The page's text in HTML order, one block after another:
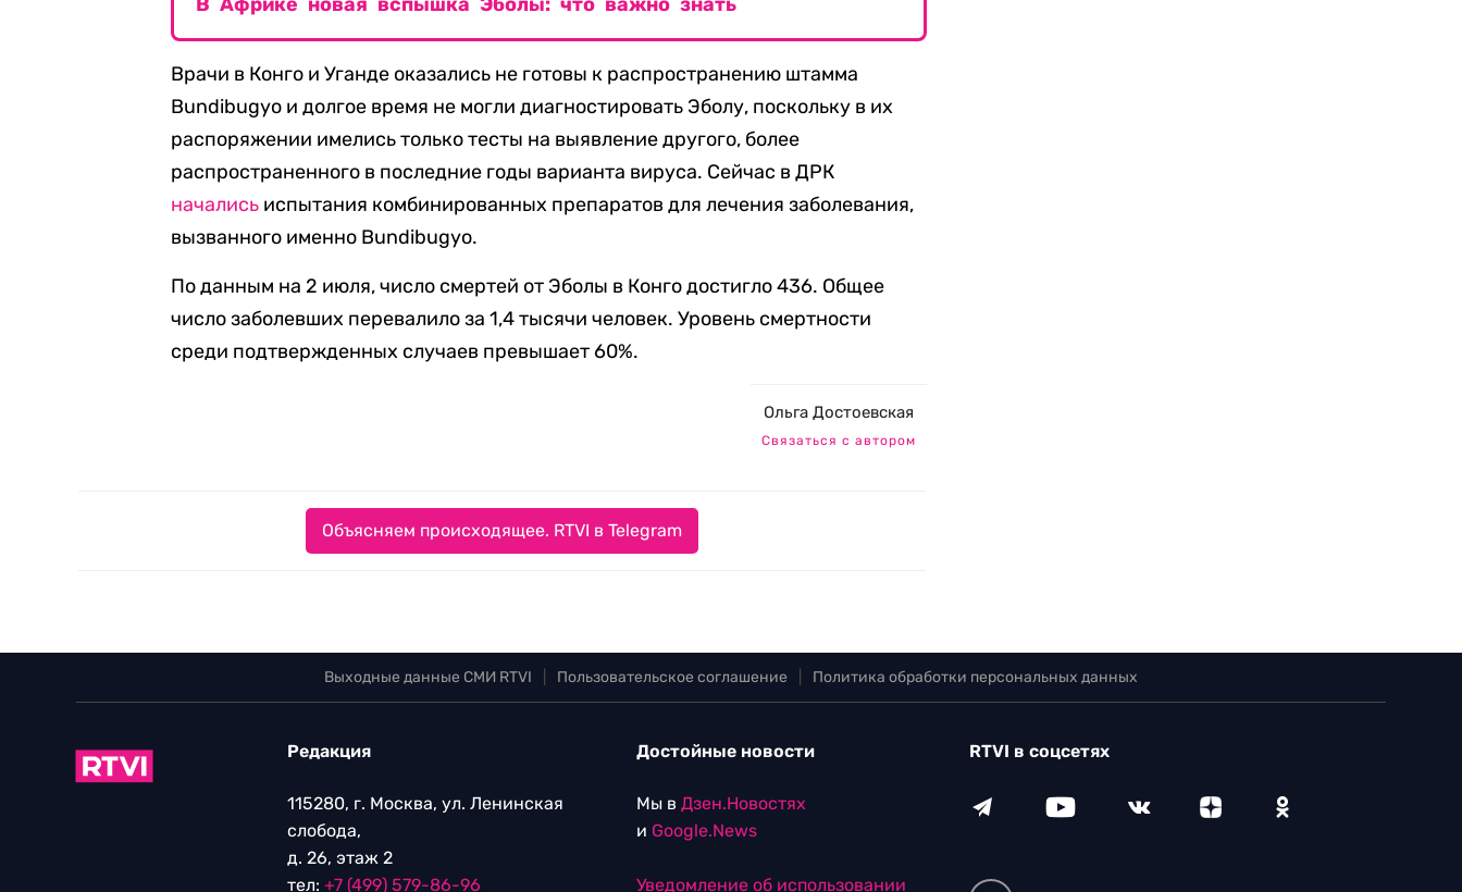
Врачи в Конго и Уганде оказались не готовы к распространению штамма
Bundibugyo и долгое время не могли диагностировать Эболу, поскольку в их
распоряжении имелись только тесты на выявление другого, более
распространенного в последние годы варианта вируса. Сейчас в ДРК
начались испытания комбинированных препаратов для лечения заболевания,
вызванного именно Bundibugyo.
По данным на 2 июля, число смертей от Эболы в Конго достигло 436. Общее
число заболевших перевалило за 1,4 тысячи человек. Уровень смертности
среди подтвержденных случаев превышает 60%.
Ольга Достоевская
Связаться с автором
Объясняем происходящее. RTVI в Telegram
Выходные данные СМИ RTVI Пользовательское соглашение Политика обработки персональных данных
Редакция
115280, г. Москва, ул. Ленинская
слобода,
д. 26, этаж 2
тел: +7 (499) 579-86-96
Достойные новости
Мы в Дзен.Новостях
и Google.News
Уведомление об использовании
RTVI в соцсетях